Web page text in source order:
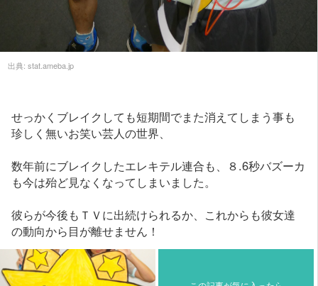
出典: stat.ameba.jp
せっかくブレイクしても短期間でまた消えてしまう事も
珍しく無いお笑い芸人の世界、
数年前にブレイクしたエレキテル連合も、８.6秒バズーカ
も今は殆ど見なくなってしまいました。
彼らが今後もＴＶに出続けられるか、これからも彼女達
の動向から目が離せません！